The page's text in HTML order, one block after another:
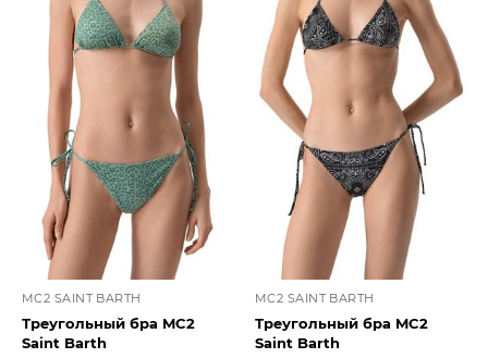
MC2 SAINT BARTH
Треугольный бра MC2
Saint Barth
MC2 SAINT BARTH
Треугольный бра MC2
Saint Barth